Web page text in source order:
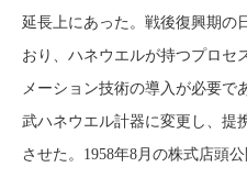
延長上にあった。戦後復興期の
おり、ハネウエルが持つプロセ
メーション技術の導入が必要で
武ハネウエル計器に変更し、提
させた。1958年8月の株式店頭